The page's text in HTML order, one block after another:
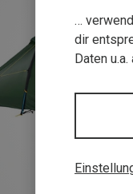
…
dir
Daten